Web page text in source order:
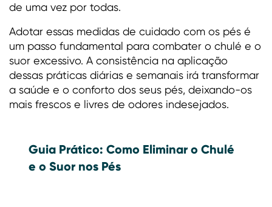
de uma vez por todas.
Adotar essas medidas de cuidado com os pés é
um passo fundamental para combater o chulé e o
suor excessivo. A consistência na aplicação
dessas práticas diárias e semanais irá transformar
a saúde e o conforto dos seus pés, deixando-os
mais frescos e livres de odores indesejados.
Guia Prático: Como Eliminar o Chulé
e o Suor nos Pés